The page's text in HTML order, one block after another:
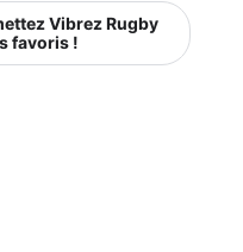
Vibrez Rugby
favoris !